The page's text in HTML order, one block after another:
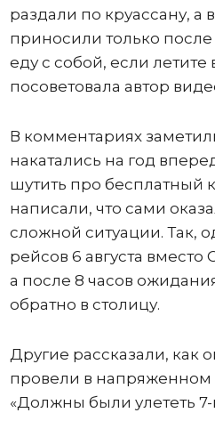
раздали по круассану, а
приносили только
еду с собой, если летите
посоветовала автор
В комментариях
накатались на год
шутить про бесплатный
написали, что сами
сложной ситуации. Так,
рейсов 6 августа
а после 8 часов
обратно в столицу.
Другие рассказали, как
провели в напряженном
«Должны были улететь 7-